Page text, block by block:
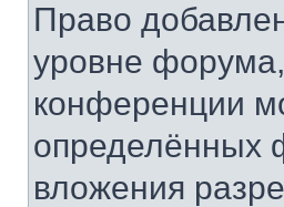
Право
уровне
конференции
определённых
вложения